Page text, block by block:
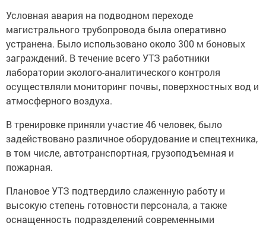
Условная авария на подводном переходе
магистрального трубопровода была оперативно
устранена. Было использовано около 300 м боновых
заграждений. В течение всего УТЗ работники
лаборатории эколого-аналитического контроля
осуществляли мониторинг почвы, поверхностных вод и
атмосферного воздуха.
В тренировке приняли участие 46 человек, было
задействовано различное оборудование и спецтехника,
в том числе, автотранспортная, грузоподъемная и
пожарная.
Плановое УТЗ подтвердило слаженную работу и
высокую степень готовности персонала, а также
оснащенность подразделений современными